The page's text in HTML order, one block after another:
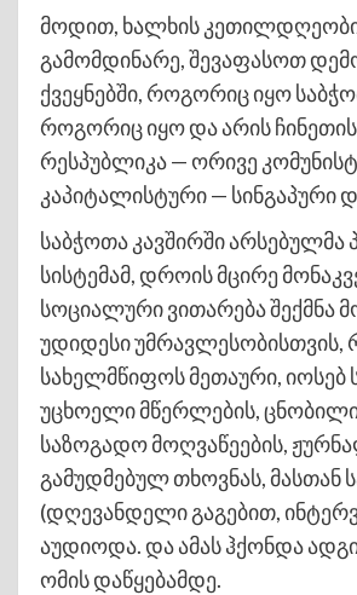
მოდით, ხალხის
გამომდინარე, შევაფასოთ
ქვეყნებში, როგორიც იყო
როგორიც იყო და არის
რესპუბლიკა — ორივე
კაპიტალისტური — სინგაპური
საბჭოთა კავშირში
სისტემამ, დროის მცირე
სოციალური ვითარება შექმნა
უდიდესი უმრავლესობისთვის,
სახელმწიფოს მეთაური, იოსებ
უცხოელი მწერლების,
საზოგადო მოღვაწეების,
გამუდმებულ თხოვნას, მასთან
(დღევანდელი გაგებით,
აუდიოდა. და ამას ჰქონდა
ომის დაწყებამდე.